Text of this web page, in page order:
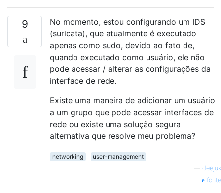
9
No momento, estou configurando um IDS
(suricata), que atualmente é executado
apenas como sudo, devido ao fato de,
quando executado como usuário, ele não
pode acessar / alterar as configurações da
interface de rede.
Existe uma maneira de adicionar um usuário
a um grupo que pode acessar interfaces de
rede ou existe uma solução segura
alternativa que resolve meu problema?
networking
user-management
deejuk
fonte